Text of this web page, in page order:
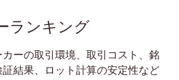
ランキング
ーの取引環境、取引コスト、銘
結果、ロット計算の安定性など